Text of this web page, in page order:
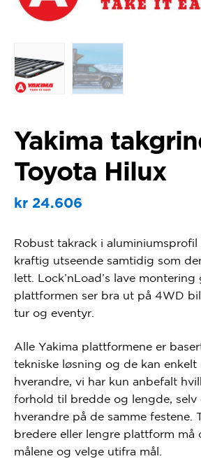
Yakima
Toyota Hilux
kr24.606
Robust takrack i aluminiumsprofil
kraftig utseende samtidig som
lett. Lock’nLoad’s lave montering
plattformen ser bra ut på 4WD
tur og eventyr.
Alle Yakima plattformene er
tekniske løsning og de kan enkelt
hverandre, vi har kun anbefalt
forhold til bredde og lengde, selv
hverandre på de samme festene.
bredere eller lengre plattform må
målene og velge utifra mål.